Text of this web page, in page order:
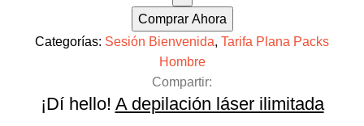
Comprar Ahora
Categorías: Sesión Bienvenida, Tarifa Plana Packs
Hombre
Compartir:
¡Dí hello! A depilación láser ilimitada